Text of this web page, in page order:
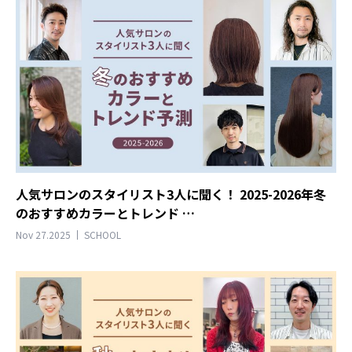
人気サロンのスタイリスト3人に聞く！ 2025-2026年冬
のおすすめカラーとトレンド …
Nov 27.2025 SCHOOL